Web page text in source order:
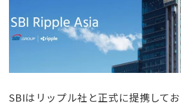
SBIはリップル社と正式に提携して